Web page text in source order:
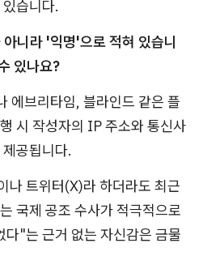
습니다.
니라 '익명'으로 적혀 있습니
있나요?
에브리타임, 블라인드 같은 플
시 작성자의 IP 주소와 통신사
공됩니다.
나 트위터(X)라 하더라도 최근
국제 공조 수사가 적극적으로
"는 근거 없는 자신감은 금물